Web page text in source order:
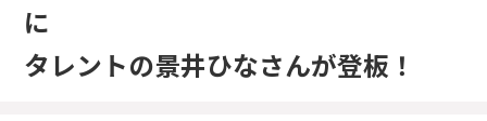
に
タレントの景井ひなさんが登板！